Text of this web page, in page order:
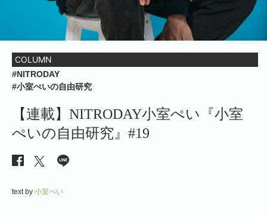
COLUMN
#NITRODAY
#小室ぺいの自由研究
【連載】NITRODAY小室ぺい『小室
ぺいの自由研究』#19
text by 小室ぺい